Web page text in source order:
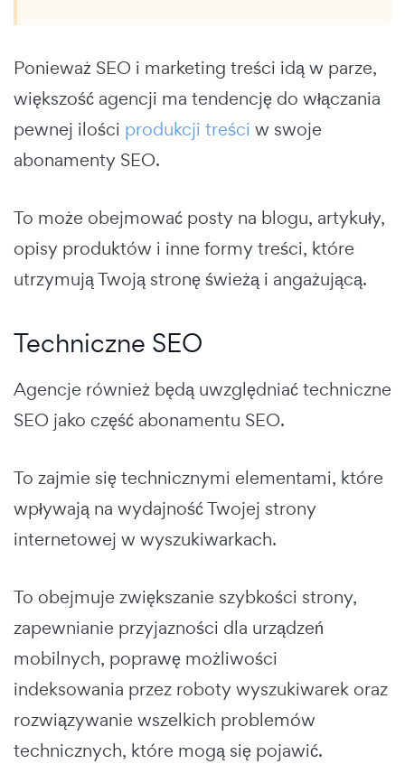
Ponieważ SEO i marketing treści idą w parze,
większość agencji ma tendencję do włączania
pewnej ilości produkcji treści w swoje
abonamenty SEO.
To może obejmować posty na blogu, artykuły,
opisy produktów i inne formy treści, które
utrzymują Twoją stronę świeżą i angażującą.
Techniczne SEO
Agencje również będą uwzględniać techniczne
SEO jako część abonamentu SEO.
To zajmie się technicznymi elementami, które
wpływają na wydajność Twojej strony
internetowej w wyszukiwarkach.
To obejmuje zwiększanie szybkości strony,
zapewnianie przyjazności dla urządzeń
mobilnych, poprawę możliwości
indeksowania przez roboty wyszukiwarek oraz
rozwiązywanie wszelkich problemów
technicznych, które mogą się pojawić.